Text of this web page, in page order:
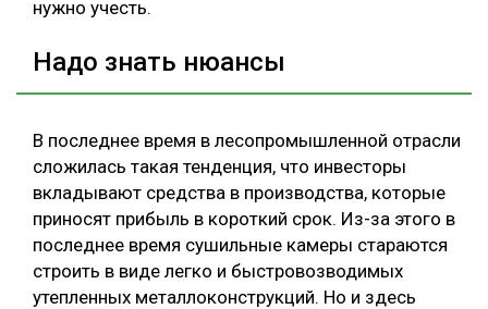
нужно учесть.
Надо знать нюансы
В последнее время в лесопромышленной отрасли
сложилась такая тенденция, что инвесторы
вкладывают средства в производства, которые
приносят прибыль в короткий срок. Из-за этого в
последнее время сушильные камеры стараются
строить в виде легко и быстровозводимых
утепленных металлоконструкций. Но и здесь